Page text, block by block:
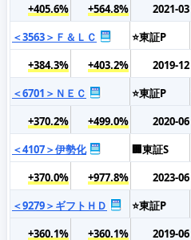
+405.6%
+564.8% 2021-03
＜3563＞Ｆ＆ＬＣ
⭐東証P
+384.3%
+403.2% 2019-12
＜6701＞ＮＥＣ
⭐東証P
+370.2%
+499.0% 2020-06
＜4107＞伊勢化
🏢東証S
+370.0%
+977.8% 2023-06
＜9279＞ギフトＨＤ
⭐東証P
+360.1%
+360.1% 2019-06